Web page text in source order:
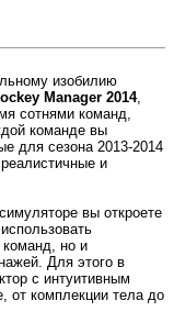
изобилию
Manager 2014,
сотнями команд,
команде вы
для сезона 2013-2014
и
вы откроете
команд, но и
Для этого в
с интуитивным
от комплекции тела до